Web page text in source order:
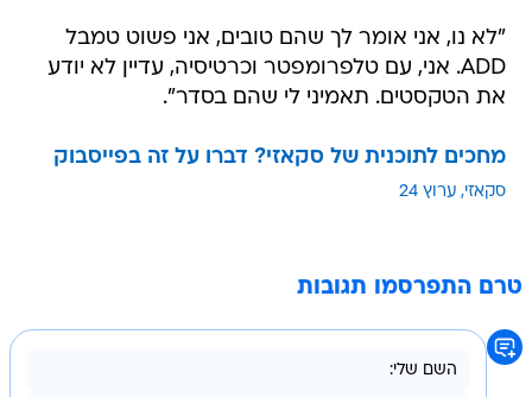
"לא נו, אני אומר לך שהם טובים, אני פשוט טמבל
ADD. אני, עם טלפרומפטר וכרטיסיה, עדיין לא יודע
את הטקסטים. תאמיני לי שהם בסדר".
מחכים לתוכנית של סקאזי? דברו על זה בפייסבוק
סקאזי ערוץ 24
טרם התפרסמו תגובות